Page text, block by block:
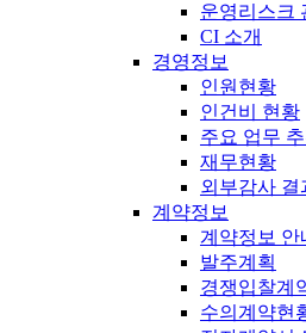
운영리스크
CI 소개
경영정보
인원현황
인건비 현황
주요 업무
재무현황
외부감사 결
계약정보
계약정보 안
발주계획
경쟁입찰계
수의계약현